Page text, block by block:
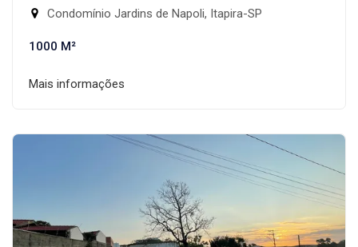
Condomínio Jardins de Napoli, Itapira-SP
1000 M²
Mais informações